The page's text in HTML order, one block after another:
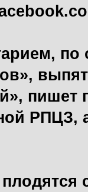
пишет
РПЦЗ,